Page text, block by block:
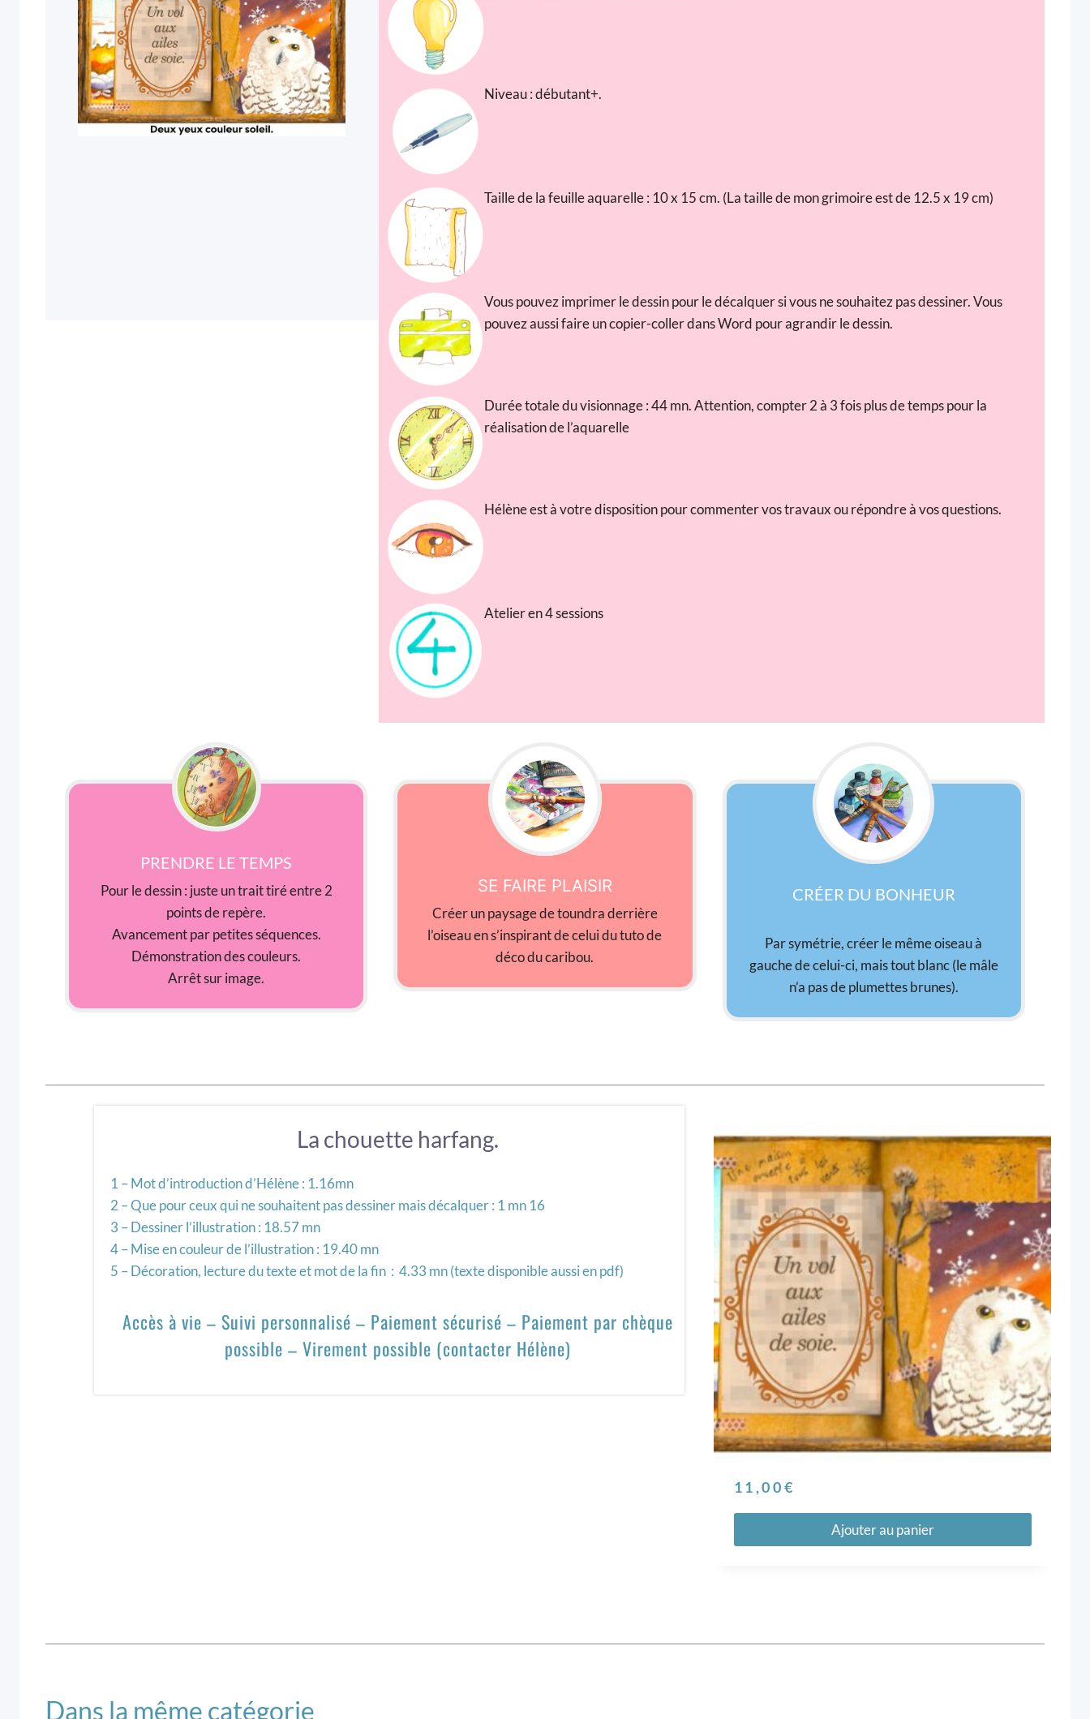
Niveau : débutant+.
Taille de la feuille aquarelle : 10 x 15 cm. (La taille de mon grimoire est de 12.5 x 19 cm)
Vous pouvez imprimer le dessin pour le décalquer si vous ne souhaitez pas dessiner. Vous
pouvez aussi faire un copier-coller dans Word pour agrandir le dessin.
Durée totale du visionnage : 44 mn. Attention, compter 2 à 3 fois plus de temps pour la
réalisation de l’aquarelle
Hélène est à votre disposition pour commenter vos travaux ou répondre à vos questions.
Atelier en 4 sessions
PRENDRE LE TEMPS
Pour le dessin : juste un trait tiré entre 2
points de repère.
Avancement par petites séquences.
Démonstration des couleurs.
Arrêt sur image.
SE FAIRE PLAISIR
Créer un paysage de toundra derrière
l’oiseau en s’inspirant de celui du tuto de
déco du caribou.
CRÉER DU BONHEUR
Par symétrie, créer le même oiseau à
gauche de celui-ci, mais tout blanc (le mâle
n’a pas de plumettes brunes).
La chouette harfang.
1 – Mot d’introduction d’Hélène : 1.16mn
2 – Que pour ceux qui ne souhaitent pas dessiner mais décalquer : 1 mn 16
3 – Dessiner l’illustration : 18.57 mn
4 – Mise en couleur de l’illustration : 19.40 mn
5 – Décoration, lecture du texte et mot de la fin : 4.33 mn (texte disponible aussi en pdf)
Accès à vie – Suivi personnalisé – Paiement sécurisé – Paiement par chèque
possible – Virement possible (contacter Hélène)
11,00€
Ajouter au panier
Dans la même catégorie